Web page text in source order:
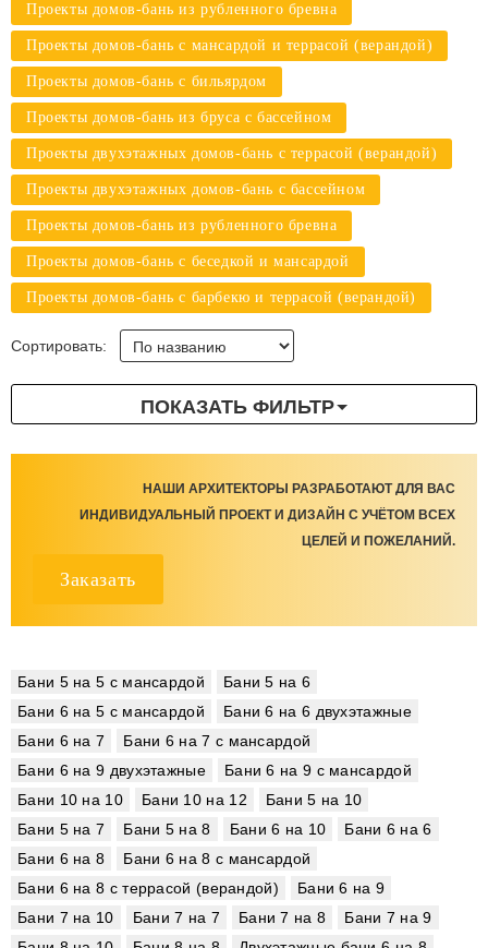
Проекты домов-бань из рубленного бревна
Проекты домов-бань с мансардой и террасой (верандой)
Проекты домов-бань с бильярдом
Проекты домов-бань из бруса с бассейном
Проекты двухэтажных домов-бань с террасой (верандой)
Проекты двухэтажных домов-бань с бассейном
Проекты домов-бань из рубленного бревна
Проекты домов-бань с беседкой и мансардой
Проекты домов-бань с барбекю и террасой (верандой)
Сортировать:
ПОКАЗАТЬ ФИЛЬТР
НАШИ АРХИТЕКТОРЫ РАЗРАБОТАЮТ ДЛЯ ВАС
ИНДИВИДУАЛЬНЫЙ ПРОЕКТ И ДИЗАЙН С УЧЁТОМ ВСЕХ
ЦЕЛЕЙ И ПОЖЕЛАНИЙ.
Заказать
Бани 5 на 5 с мансардой
Бани 5 на 6
Бани 6 на 5 с мансардой
Бани 6 на 6 двухэтажные
Бани 6 на 7
Бани 6 на 7 с мансардой
Бани 6 на 9 двухэтажные
Бани 6 на 9 с мансардой
Бани 10 на 10
Бани 10 на 12
Бани 5 на 10
Бани 5 на 7
Бани 5 на 8 Бани 6 на 10
Бани 6 на 6
Бани 6 на 8
Бани 6 на 8 с мансардой
Бани 6 на 8 с террасой (верандой)
Бани 6 на 9
Бани 7 на 10
Бани 7 на 7 Бани 7 на 8
Бани 7 на 9